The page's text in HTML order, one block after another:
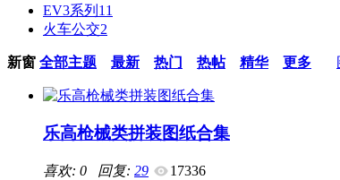
EV3系列 11
火车公交2
新窗 全部主题 最新 热门 热帖 精华 更多
乐高枪械类拼装图纸合集
喜欢: 0 回复: 29 17336